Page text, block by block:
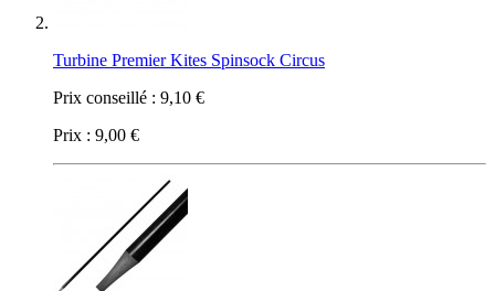
Turbine Premier Kites Spinsock Circus
Prix conseillé : 9,10 €
Prix : 9,00 €